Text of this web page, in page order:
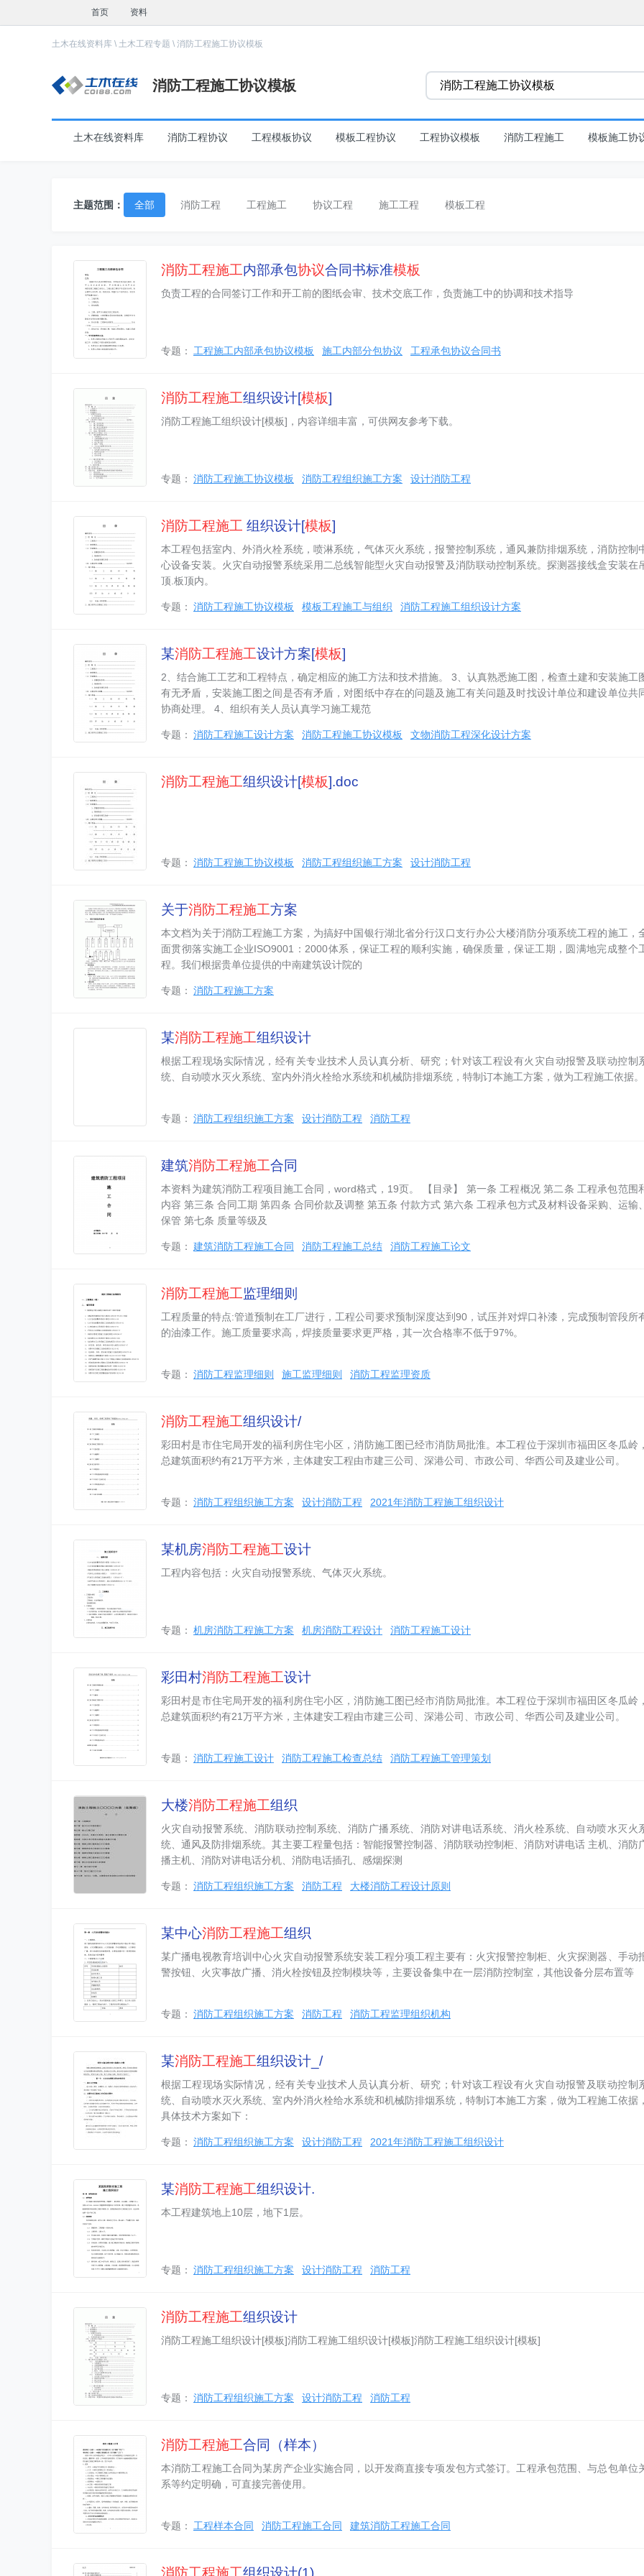
首页 资料
土木在线资料库 \ 土木工程专题 \ 消防工程施工协议模板
消防工程施工协议模板
土木在线资料库 消防工程协议 工程模板协议 模板工程协议 工程协议模板 消防工程施工 模板施工协
主题范围： 全部 消防工程 工程施工 协议工程 施工工程 模板工程
消防工程施工内部承包协议合同书标准模板
负责工程的合同签订工作和开工前的图纸会审、技术交底工作，负责施工中的协调和技术指导
专题： 工程施工内部承包协议模板 施工内部分包协议 工程承包协议合同书
消防工程施工组织设计[模板]
消防工程施工组织设计[模板]，内容详细丰富，可供网友参考下载。
专题： 消防工程施工协议模板 消防工程组织施工方案 设计消防工程
消防工程施工 组织设计[模板]
本工程包括室内、外消火栓系统，喷淋系统，气体灭火系统，报警控制系统，通风兼防排烟系统，消防控制
心设备安装。火灾自动报警系统采用二总线智能型火灾自动报警及消防联动控制系统。探测器接线盒安装在
顶.板顶内。
专题： 消防工程施工协议模板 模板工程施工与组织 消防工程施工组织设计方案
某消防工程施工设计方案[模板]
2、结合施工工艺和工程特点，确定相应的施工方法和技术措施。 3、认真熟悉施工图，检查土建和安装施工
有无矛盾，安装施工图之间是否有矛盾，对图纸中存在的问题及施工有关问题及时找设计单位和建设单位共
协商处理。 4、组织有关人员认真学习施工规范
专题： 消防工程施工设计方案 消防工程施工协议模板 文物消防工程深化设计方案
消防工程施工组织设计[模板].doc
专题： 消防工程施工协议模板 消防工程组织施工方案 设计消防工程
关于消防工程施工方案
本文档为关于消防工程施工方案，为搞好中国银行湖北省分行汉口支行办公大楼消防分项系统工程的施工，
面贯彻落实施工企业ISO9001：2000体系，保证工程的顺利实施，确保质量，保证工期，圆满地完成整个
程。我们根据贵单位提供的中南建筑设计院的
专题： 消防工程施工方案
某消防工程施工组织设计
根据工程现场实际情况，经有关专业技术人员认真分析、研究；针对该工程设有火灾自动报警及联动控制
统、自动喷水灭火系统、室内外消火栓给水系统和机械防排烟系统，特制订本施工方案，做为工程施工依据。
专题： 消防工程组织施工方案 设计消防工程 消防工程
建筑消防工程施工合同
本资料为建筑消防工程项目施工合同，word格式，19页。 【目录】 第一条 工程概况 第二条 工程承包范围
内容 第三条 合同工期 第四条 合同价款及调整 第五条 付款方式 第六条 工程承包方式及材料设备采购、运输
保管 第七条 质量等级及
专题： 建筑消防工程施工合同 消防工程施工总结 消防工程施工论文
消防工程施工监理细则
工程质量的特点:管道预制在工厂进行，工程公司要求预制深度达到90，试压并对焊口补漆，完成预制管段所
的油漆工作。施工质量要求高，焊接质量要求更严格，其一次合格率不低于97%。
专题： 消防工程监理细则 施工监理细则 消防工程监理资质
消防工程施工组织设计/
彩田村是市住宅局开发的福利房住宅小区，消防施工图已经市消防局批淮。本工程位于深圳市福田区冬瓜岭
总建筑面积约有21万平方米，主体建安工程由市建三公司、深港公司、市政公司、华西公司及建业公司。
专题： 消防工程组织施工方案 设计消防工程 2021年消防工程施工组织设计
某机房消防工程施工设计
工程内容包括：火灾自动报警系统、气体灭火系统。
专题： 机房消防工程施工方案 机房消防工程设计 消防工程施工设计
彩田村消防工程施工设计
彩田村是市住宅局开发的福利房住宅小区，消防施工图已经市消防局批淮。本工程位于深圳市福田区冬瓜岭
总建筑面积约有21万平方米，主体建安工程由市建三公司、深港公司、市政公司、华西公司及建业公司。
专题： 消防工程施工设计 消防工程施工检查总结 消防工程施工管理策划
大楼消防工程施工组织
火灾自动报警系统、消防联动控制系统、消防广播系统、消防对讲电话系统、消火栓系统、自动喷水灭火
统、通风及防排烟系统。其主要工程量包括：智能报警控制器、消防联动控制柜、消防对讲电话 主机、消防
播主机、消防对讲电话分机、消防电话插孔、感烟探测
专题： 消防工程组织施工方案 消防工程 大楼消防工程设计原则
某中心消防工程施工组织
某广播电视教育培训中心火灾自动报警系统安装工程分项工程主要有：火灾报警控制柜、火灾探测器、手动
警按钮、火灾事故广播、消火栓按钮及控制模块等，主要设备集中在一层消防控制室，其他设备分层布置等
专题： 消防工程组织施工方案 消防工程 消防工程监理组织机构
某消防工程施工组织设计_/
根据工程现场实际情况，经有关专业技术人员认真分析、研究；针对该工程设有火灾自动报警及联动控制
统、自动喷水灭火系统、室内外消火栓给水系统和机械防排烟系统，特制订本施工方案，做为工程施工依据
具体技术方案如下：
专题： 消防工程组织施工方案 设计消防工程 2021年消防工程施工组织设计
某消防工程施工组织设计.
本工程建筑地上10层，地下1层。
专题： 消防工程组织施工方案 设计消防工程 消防工程
消防工程施工组织设计
消防工程施工组织设计[模板]消防工程施工组织设计[模板]消防工程施工组织设计[模板]
专题： 消防工程组织施工方案 设计消防工程 消防工程
消防工程施工合同（样本）
本消防工程施工合同为某房产企业实施合同，以开发商直接专项发包方式签订。工程承包范围、与总包单位
系等约定明确，可直接完善使用。
专题： 工程样本合同 消防工程施工合同 建筑消防工程施工合同
消防工程施工组织设计(1)